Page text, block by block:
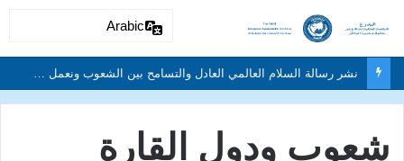
شعوب ودول القارة
Arabic